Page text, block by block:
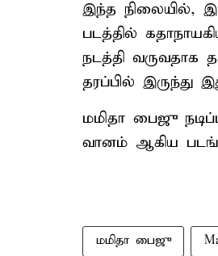
இந்த நிலையில்,
படத்தில்
நடத்தி வருவதாக
தரப்பில் இருந்து
மமிதா பைஜு
வானம் ஆகிய
மமிதா பைஜு